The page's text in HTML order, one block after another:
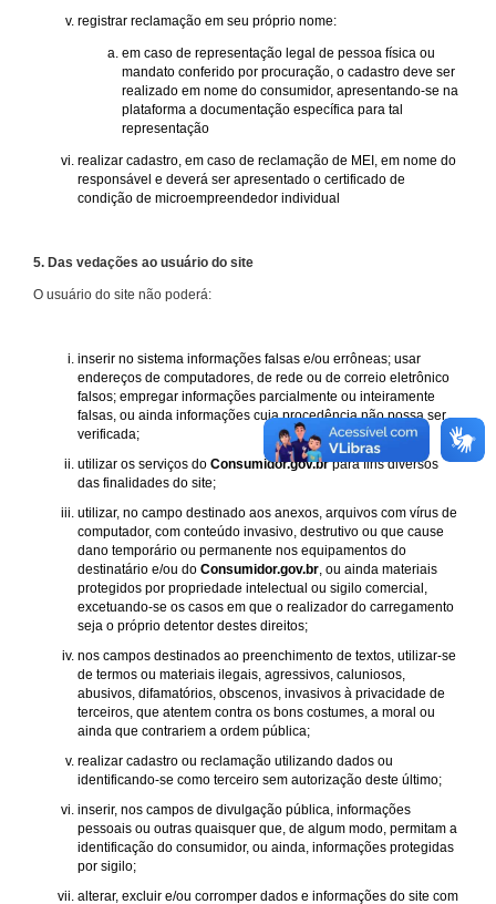
registrar reclamação em seu próprio nome:
em caso de representação legal de pessoa física ou
mandato conferido por procuração, o cadastro deve ser
realizado em nome do consumidor, apresentando-se na
plataforma a documentação específica para tal
representação
realizar cadastro, em caso de reclamação de MEI, em nome do
responsável e deverá ser apresentado o certificado de
condição de microempreendedor individual
5. Das vedações ao usuário do site
O usuário do site não poderá:
inserir no sistema informações falsas e/ou errôneas; usar
endereços de computadores, de rede ou de correio eletrônico
falsos; empregar informações parcialmente ou inteiramente
falsas, ou ainda informações cuja procedência não possa ser
verificada;
utilizar os serviços do Consumidor.gov.brpara fins diversos
das finalidades do site;
utilizar, no campo destinado aos anexos, arquivos com vírus de
computador, com conteúdo invasivo, destrutivo ou que cause
dano temporário ou permanente nos equipamentos do
destinatário e/ou do Consumidor.gov.br , ou ainda materiais
protegidos por propriedade intelectual ou sigilo comercial,
excetuando-se os casos em que o realizador do carregamento
seja o próprio detentor destes direitos;
nos campos destinados ao preenchimento de textos, utilizar-se
de termos ou materiais ilegais, agressivos, caluniosos,
abusivos, difamatórios, obscenos, invasivos à privacidade de
terceiros, que atentem contra os bons costumes, a moral ou
ainda que contrariem a ordem pública;
realizar cadastro ou reclamação utilizando dados ou
identificando-se como terceiro sem autorização deste último;
inserir, nos campos de divulgação pública, informações
pessoais ou outras quaisquer que, de algum modo, permitam a
identificação do consumidor, ou ainda, informações protegidas
por sigilo;
alterar, excluir e/ou corromper dados e informações do site com